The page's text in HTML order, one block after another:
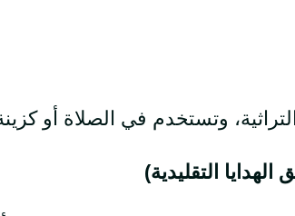
وتستخدم في الصلاة أو
التقليدية)